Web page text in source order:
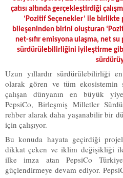
çatısı altında gerçekleştirdiği
‘Pozitif Seçenekler’ ile
bileşeninden birini oluşturan
net-sıfır emisyona ulaşma, net
sürdürülebilirliğini iyileştirme gibi
Uzun yıllardır sürdürülebilirliği
olarak gören ve tüm ekosistemin
çalışan dünyanın en büyük
PepsiCo, Birleşmiş Milletler
rehber alarak daha yaşanabilir bir
için çalışıyor.
Bu konuda hayata geçirdiği
dikkat çeken ve iklim değişikliği
ilke imza atan PepsiCo
güçlendirmeye devam ediyor.